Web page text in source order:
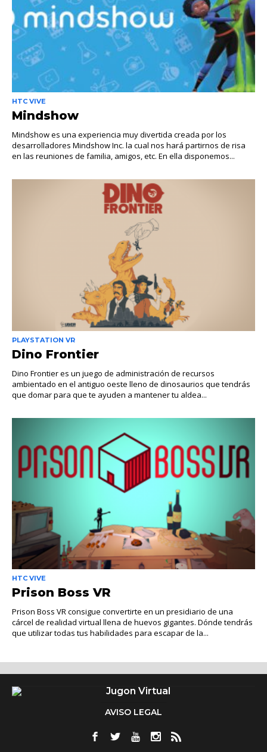
HTC VIVE
Mindshow
Mindshow es una experiencia muy divertida creada por los
desarrolladores Mindshow Inc. la cual nos hará partirnos de risa
en las reuniones de familia, amigos, etc. En ella disponemos...
PLAYSTATION VR
Dino Frontier
Dino Frontier es un juego de administración de recursos
ambientado en el antiguo oeste lleno de dinosaurios que tendrás
que domar para que te ayuden a mantener tu aldea...
HTC VIVE
Prison Boss VR
Prison Boss VR consigue convertirte en un presidiario de una
cárcel de realidad virtual llena de huevos gigantes. Dónde tendrás
que utilizar todas tus habilidades para escapar de la...
AVISO LEGAL